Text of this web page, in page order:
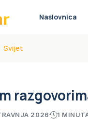
Naslovnica
Svijet
2026 1